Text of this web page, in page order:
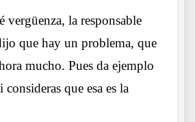
vergüenza, la responsable
que hay un problema, que
mucho. Pues da ejemplo
que esa es la